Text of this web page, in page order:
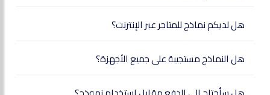
هل لديكم نماذج للمتاجر عبر الإنترنت؟
هل النماذج مستجيبة على جميع الأجهزة؟